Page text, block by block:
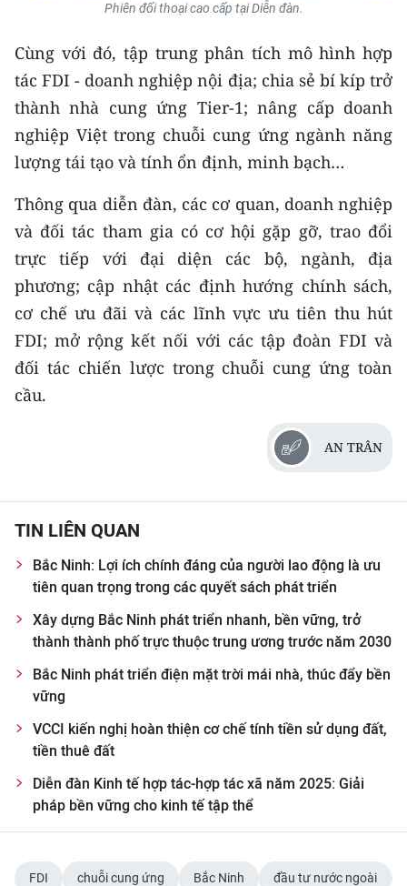
Phiên đối thoại cao cấp tại Diễn đàn.
Cùng với đó, tập trung phân tích mô hình hợp
tác FDI - doanh nghiệp nội địa; chia sẻ bí kíp trở
thành nhà cung ứng Tier-1; nâng cấp doanh
nghiệp Việt trong chuỗi cung ứng ngành năng
lượng tái tạo và tính ổn định, minh bạch…
Thông qua diễn đàn, các cơ quan, doanh nghiệp
và đối tác tham gia có cơ hội gặp gỡ, trao đổi
trực tiếp với đại diện các bộ, ngành, địa
phương; cập nhật các định hướng chính sách,
cơ chế ưu đãi và các lĩnh vực ưu tiên thu hút
FDI; mở rộng kết nối với các tập đoàn FDI và
đối tác chiến lược trong chuỗi cung ứng toàn
cầu.
AN TRÂN
TIN LIÊN QUAN
Bắc Ninh: Lợi ích chính đáng của người lao động là ưu
tiên quan trọng trong các quyết sách phát triển
Xây dựng Bắc Ninh phát triển nhanh, bền vững, trở
thành thành phố trực thuộc trung ương trước năm 2030
Bắc Ninh phát triển điện mặt trời mái nhà, thúc đẩy bền
vững
VCCI kiến nghị hoàn thiện cơ chế tính tiền sử dụng đất,
tiền thuê đất
Diễn đàn Kinh tế hợp tác-hợp tác xã năm 2025: Giải
pháp bền vững cho kinh tế tập thể
FDI chuỗi cung ứng Bắc Ninh đầu tư nước ngoài